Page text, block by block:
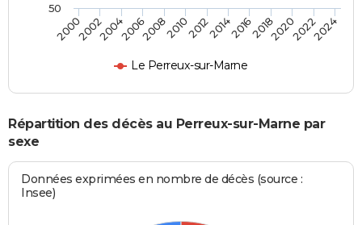
Le Perreux-sur-Marne
2000200220042006200820102012201420162018202020222024
50
Répartition des décès au Perreux-sur-Marne par
sexe
Données exprimées en nombre de décès (source :
Insee)